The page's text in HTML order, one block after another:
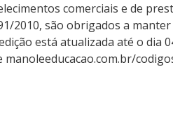
comerciais e de
2010, são obrigados a
está atualizada até o dia